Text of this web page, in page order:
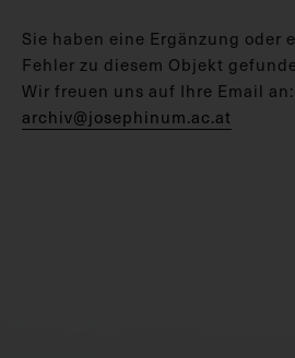
Sie haben eine Ergänzung oder
Fehler zu diesem Objekt
Wir freuen uns auf Ihre Email an:
archiv@josephinum.ac.at